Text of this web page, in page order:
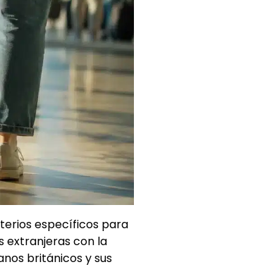
específicos para
extranjeras con la
británicos y sus